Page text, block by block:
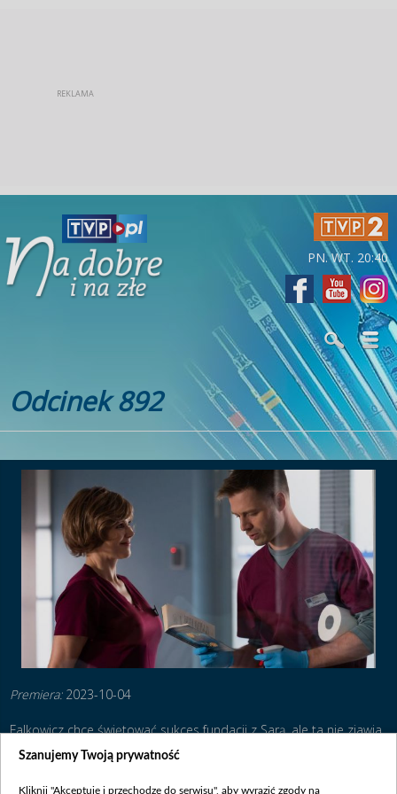
PN. WT. 20:40
Odcinek 892
Premiera: 2023-10-04
Falkowicz chce świętować sukces fundacji z Sarą, ale ta nie zjawia
się na umówione spotkanie i nie odpowiada na jego telefony.
Zaniepokojony, profesor próbuje zgłosić jej zaginięcie na policji.
Wkrótce chirurg odkrywa, że jego karty płatnicze nie działają, a na
Szanujemy Twoją prywatność
Kliknij "Akceptuję i przechodzę do serwisu", aby wyrazić zgody na